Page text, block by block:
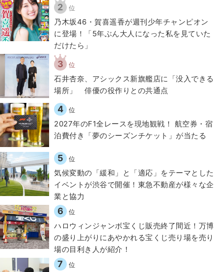
2 位
乃木坂46・賀喜遥香が週刊少年チャンピオン
に登場！「5年ぶん大人になった私を見ていた
だけたら」
3 位
石井杏奈、アシックス新旗艦店に「没入できる
場所」 俳優の役作りとの共通点
4 位
2027年のF1全レースを現地観戦！ 航空券・宿
泊費付き「夢のシーズンチケット」が当たる
5 位
気候変動の「緩和」と「適応」をテーマとした
イベントが渋谷で開催！東急不動産が様々な企
業と協力
6 位
ハロウィンジャンボ宝くじ販売終了間近！万博
の盛り上がりにあやかれる宝くじ売り場を売り
場の目利き人が紹介！
7 位